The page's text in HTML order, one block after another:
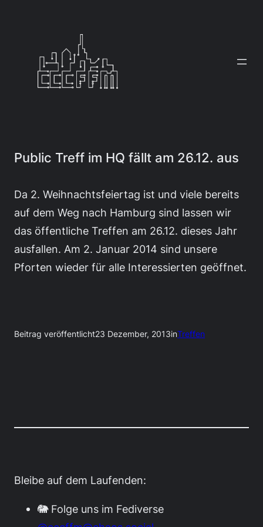
Public Treff im HQ fällt am 26.12. aus
Da 2. Weihnachtsfeiertag ist und viele bereits
auf dem Weg nach Hamburg sind lassen wir
das öffentliche Treffen am 26.12. dieses Jahr
ausfallen. Am 2. Januar 2014 sind unsere
Pforten wieder für alle Interessierten geöffnet.
Beitrag veröffentlicht23 Dezember, 2013inTreffen
Bleibe auf dem Laufenden:
🐘 Folge uns im Fediverse